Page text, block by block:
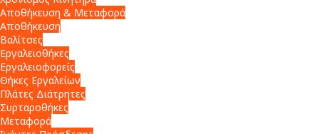
Αποθήκευση & Μεταφορά
Αποθήκευση
Βαλίτσες
Εργαλειοθήκες
Εργαλειοφορείς
Θήκες Εργαλείων
Πλάτες Διάτρητες
Συρταροθήκες
Μεταφορά